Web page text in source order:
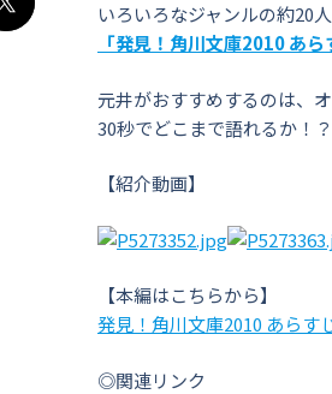
X
いろいろなジャンルの約20
「発見！角川文庫2010 あら
元井がおすすめするのは、
30秒でどこまで語れるか！？
【紹介動画】
【本編はこちらから】
発見！角川文庫2010 あらす
◎関連リンク